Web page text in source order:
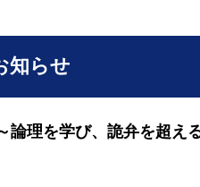
知らせ
論理を学び、詭弁を超える